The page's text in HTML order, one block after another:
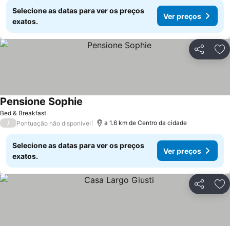
Selecione as datas para ver os preços
exatos.
Ver preços
Partilhar
Bed & Breakfast
Pensione Sophie
/ Pontuação não disponível a 1.6 km de Centro da cidade
Selecione as datas para ver os preços
exatos.
Ver preços
Partilhar